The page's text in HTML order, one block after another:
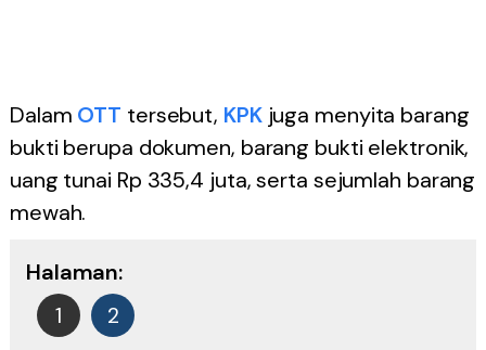
Dalam OTT tersebut, KPKjuga menyita barang
bukti berupa dokumen, barang bukti elektronik,
uang tunai Rp 335,4 juta, serta sejumlah barang
mewah.
Halaman:
1
2